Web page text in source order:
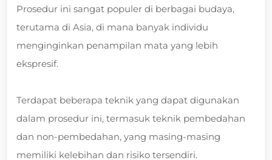
Prosedur ini sangat populer di berbagai budaya,
terutama di Asia, di mana banyak individu
menginginkan penampilan mata yang lebih
ekspresif.
Terdapat beberapa teknik yang dapat digunakan
dalam prosedur ini, termasuk teknik pembedahan
dan non-pembedahan, yang masing-masing
memiliki kelebihan dan risiko tersendiri.